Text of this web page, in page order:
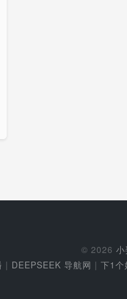
© 2026 小
| DEEPSEEK 导航网 | 下1个